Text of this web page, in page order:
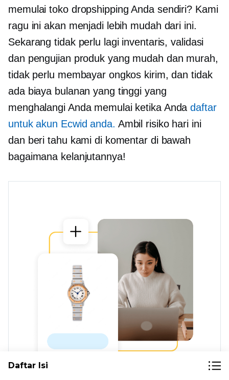
memulai toko dropshipping Anda sendiri? Kami
ragu ini akan menjadi lebih mudah dari ini.
Sekarang tidak perlu lagi inventaris, validasi
dan pengujian produk yang mudah dan murah,
tidak perlu membayar ongkos kirim, dan tidak
ada biaya bulanan yang tinggi yang
menghalangi Anda memulai ketika Andadaftar
untuk akun Ecwid anda. Ambil risiko hari ini
dan beri tahu kami di komentar di bawah
bagaimana kelanjutannya!
Daftar Isi